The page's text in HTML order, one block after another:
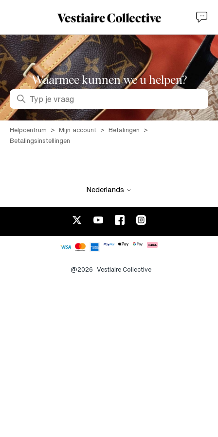
Waarmee kunnen we u helpen?
Zoeken
Helpcentrum Mijn account
Betalingen
Betalingsinstellingen
Nederlands
@2026 Vestiaire Collective